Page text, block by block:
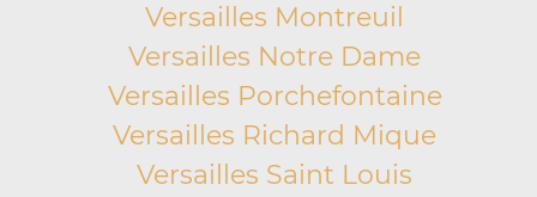
Versailles Montreuil
Versailles Notre Dame
Versailles Porchefontaine
Versailles Richard Mique
Versailles Saint Louis